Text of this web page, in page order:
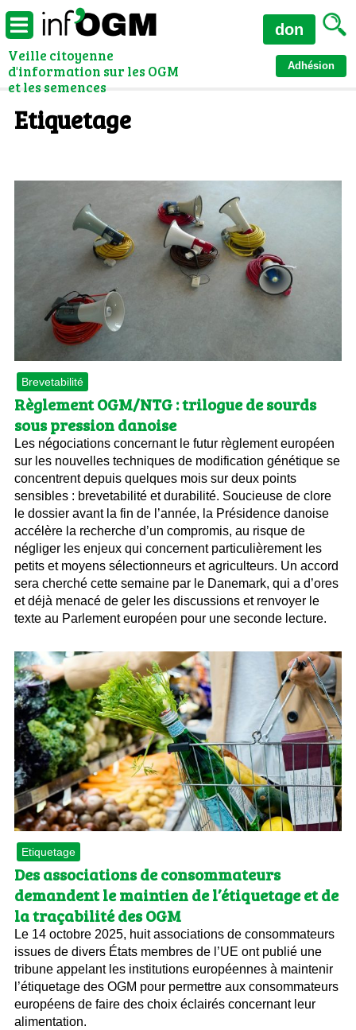
Veille citoyenne
d'information sur les OGM
et les semences
Adhésion
don
Etiquetage
Brevetabilité
Règlement OGM/NTG : trilogue de sourds
sous pression danoise
Les négociations concernant le futur règlement européen
sur les nouvelles techniques de modification génétique se
concentrent depuis quelques mois sur deux points
sensibles : brevetabilité et durabilité. Soucieuse de clore
le dossier avant la fin de l’année, la Présidence danoise
accélère la recherche d’un compromis, au risque de
négliger les enjeux qui concernent particulièrement les
petits et moyens sélectionneurs et agriculteurs. Un accord
sera cherché cette semaine par le Danemark, qui a d’ores
et déjà menacé de geler les discussions et renvoyer le
texte au Parlement européen pour une seconde lecture.
Etiquetage
Des associations de consommateurs
demandent le maintien de l’étiquetage et de
la traçabilité des OGM
Le 14 octobre 2025, huit associations de consommateurs
issues de divers États membres de l’UE ont publié une
tribune appelant les institutions européennes à maintenir
l’étiquetage des OGM pour permettre aux consommateurs
européens de faire des choix éclairés concernant leur
alimentation.